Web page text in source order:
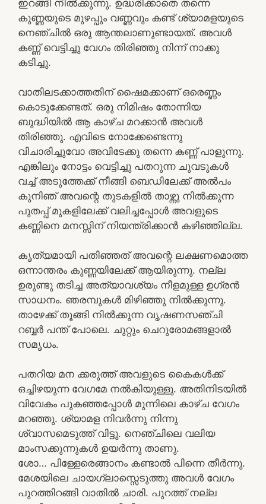
ഇറങ്ങി നിൽക്കുന്നു. ഉദ്ധരിക്കാതെ തന്നെ
കുണ്ണയുടെ മുഴപ്പും വണ്ണവും കണ്ട് ശ്യാമളയുടെ
നെഞ്ചിൽ ഒരു ആന്തലാണുണ്ടായത്. അവൾ
കണ്ണ് വെട്ടിച്ചു വേഗം തിരിഞ്ഞു നിന്ന് നാക്കു
കടിച്ചു.
വാതിലടക്കാത്തതിന് ഷൈമക്കാണ് ഒരെണ്ണം
കൊടുക്കേണ്ടത്. ഒരു നിമിഷം തോന്നിയ
ബുദ്ധിയിൽ ആ കാഴ്ച മറക്കാൻ അവൾ
തിരിഞ്ഞു. എവിടെ നോക്കേണ്ടെന്നു
വിചാരിച്ചുവോ അവിടേക്കു തന്നെ കണ്ണ് പാളുന്നു.
എങ്കിലും നോട്ടം വെട്ടിച്ചു പതറുന്ന ചുവടുകൾ
വച്ച് അടുത്തേക്ക് നീങ്ങി ബെഡിലേക്ക് അൽപം
കുനിഞ് അവന്റെ തുടകളിൽ താഴ്ന്നു നിൽക്കുന്ന
പുതപ്പ് മുകളിലേക്ക് വലിച്ചപ്പോൾ അവളുടെ
കണ്ണിനെ മനസ്സിന് നിയന്ത്രിക്കാൻ കഴിഞ്ഞില്ല.
കൃത്യമായി പതിഞ്ഞത് അവന്റെ ലക്ഷണമൊത്ത
ഒന്നാന്തരം കുണ്ണയിലേക്ക് ആയിരുന്നു. നല്ല
ഉരുണ്ടു തടിച്ച അത്യാവശ്യം നീളമുള്ള ഉഗ്രൻ
സാധനം. ഞരമ്പുകൾ മിഴിഞ്ഞു നിൽക്കുന്നു.
താഴേക്ക് തൂങ്ങി നിൽക്കുന്ന വൃഷണസഞ്ചി
റബ്ബർ പന്ത് പോലെ. ചുറ്റും ചെറുരോമങ്ങളാൽ
സമൃധം.
പതറിയ മന ക്കരുത്ത് അവളുടെ കൈകൾക്ക്
ഒച്ചിഴയുന്ന വേഗമേ നൽകിയുള്ളു. അതിനിടയിൽ
വിവേകം പുകഞ്ഞപ്പോൾ മുന്നിലെ കാഴ്ച വേഗം
മറഞ്ഞു. ശ്യാമള നിവർന്നു നിന്നു
ശ്വാസമെടുത്ത് വിട്ടു. നെഞ്ചിലെ വലിയ
മാംസക്കുന്നുകൾ ഉയർന്നു താണു.
ശോ… പിള്ളേരെങ്ങാനം കണ്ടാൽ പിന്നെ തീർന്നു.
മേശയിലെ ചായഗ്ലാസ്സെടുത്തു അവൾ വേഗം
പുറത്തിറങ്ങി വാതിൽ ചാരി. പുറത്ത് നല്ല